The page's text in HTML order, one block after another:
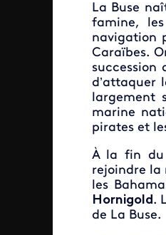
La Buse
famine,
navigation
Caraïbes.
succession
d’attaquer
largement
marine
pirates et
À la fin du
rejoindre la
les
Hornigold.
de La Buse.